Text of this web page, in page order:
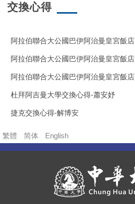
交換心得
阿拉伯聯合大公國巴伊阿治曼皇宮飯
阿拉伯聯合大公國巴伊阿治曼皇宮飯
阿拉伯聯合大公國巴伊阿治曼皇宮飯
杜拜阿吉曼大學交換心得-蕭安妤
捷克交換心得-解博安
繁體 简体 English